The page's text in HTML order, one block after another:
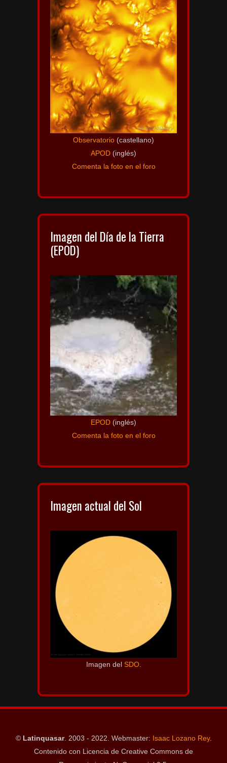
Observatorio (castellano)
APOD (inglés)
Comenta la foto en el foro
Imagen del Día de la Tierra
(EPOD)
EPOD (inglés)
Comenta la foto en el foro
Imagen actual del Sol
Imagen del SDO.
© Latinquasar. 2003 - 2022. Webmaster: Isaac Lozano Rey.
Contenido con Licencia de Creative Commons de